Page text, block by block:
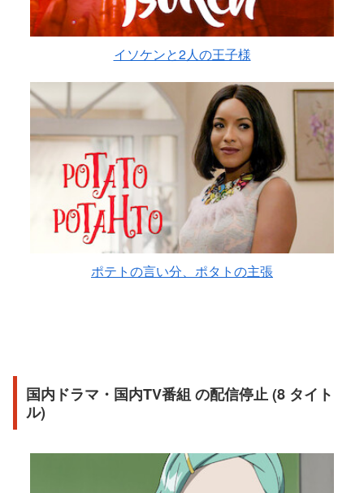
イソケンと2人の王子様
ポテトの言い分、ポタトの主張
国内ドラマ・国内TV番組 の配信停止 (8 タイト
ル)